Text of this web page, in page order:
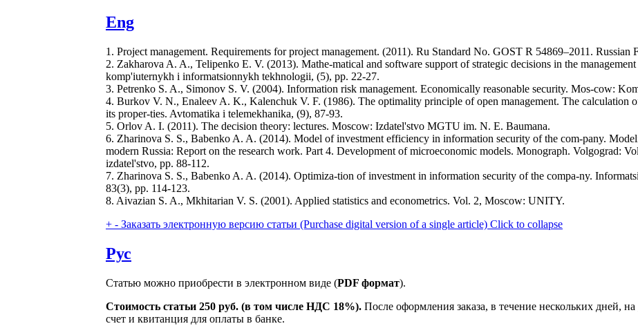
Eng
1. Project management. Requirements for project management. (2011). Ru Standard No. GOST R 54869–2011. Russian
2. Zakharova A. A., Telipenko E. V. (2013). Mathe-matical and software support of strategic decisions in the
komp'iuternykh i informatsionnykh tekhnologii, (5), pp. 22-27.
3. Petrenko S. A., Simonov S. V. (2004). Information risk management. Economically reasonable security. Mos-cow:
4. Burkov V. N., Enaleev A. K., Kalenchuk V. F. (1986). The optimality principle of open management. The calculation
its proper-ties. Avtomatika i telemekhanika, (9), 87-93.
5. Orlov A. I. (2011). The decision theory: lectures. Moscow: Izdatel'stvo MGTU im. N. E. Baumana.
6. Zharinova S. S., Babenko A. A. (2014). Model of investment efficiency in information security of the com-pany.
modern Russia: Report on the research work. Part 4. Development of microeconomic models. Monograph. Volgograd:
izdatel'stvo, pp. 88-112.
7. Zharinova S. S., Babenko A. A. (2014). Optimiza-tion of investment in information security of the compa-ny.
83(3), pp. 114-123.
8. Aivazian S. A., Mkhitarian V. S. (2001). Applied statistics and econometrics. Vol. 2, Moscow: UNITY.
+ - Заказать электронную версию статьи (Purchase digital version of a single article) Click to collapse
Рус
Статью можно приобрести в электронном виде (PDF формат).
Стоимость статьи 250 руб. (в том числе НДС 18%). После оформления заказа, в течение нескольких дней,
счет и квитанция для оплаты в банке.